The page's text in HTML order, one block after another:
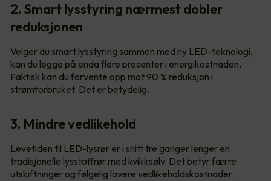
2. Smart lysstyring nærmest dobler
reduksjonen
Velger du smart lysstyring sammen med ny LED-teknologi,
kan du legge på enda flere prosenter i energikostnaden.
Faktisk kan du forvente opp mot 90 % reduksjon i
strømforbruket. Det er betydelig.
3. Mindre vedlikehold
Levetiden til LED-lysrør er i snitt tre ganger lenger en
tradisjonelle lysstoffrør med kvikksølv. Det betyr færre
utskiftninger og følgelig lavere vedlikeholdskostnader.